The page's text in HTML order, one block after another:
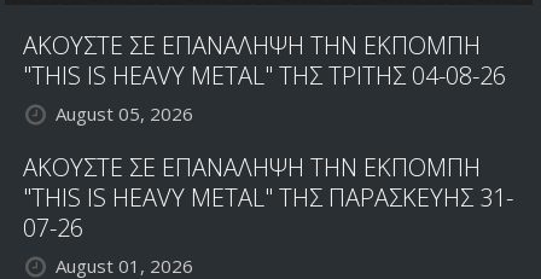
ΑΚΟΥΣΤΕ ΣΕ ΕΠΑΝΑΛΗΨΗ ΤΗΝ ΕΚΠΟΜΠΗ
"THIS IS HEAVY METAL" ΤΗΣ ΤΡΙΤΗΣ 04-08-26
August 05, 2026
ΑΚΟΥΣΤΕ ΣΕ ΕΠΑΝΑΛΗΨΗ ΤΗΝ ΕΚΠΟΜΠΗ
"THIS IS HEAVY METAL" ΤΗΣ ΠΑΡΑΣΚΕΥΗΣ 31-
07-26
August 01, 2026